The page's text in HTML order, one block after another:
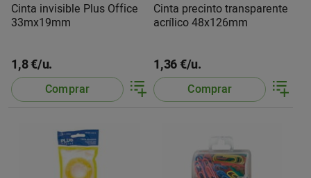
Cinta invisible Plus Office
33mx19mm
1,8 €/u.
Comprar
Cinta precinto transparente
acrílico 48x126mm
1,36 €/u.
Comprar